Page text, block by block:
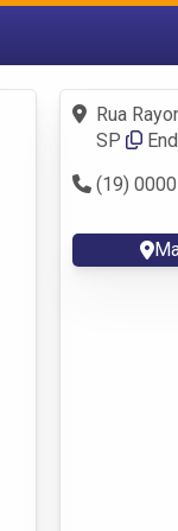
Fazer login
Criar conta
Rua
SP
(19)